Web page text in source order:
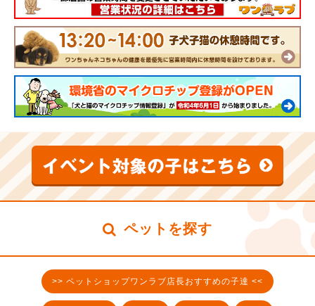
ペットを探す
>> ペットショップワンラブ店長おすすめの子達 <<